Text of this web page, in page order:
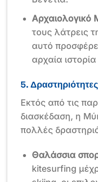
Αρχαιολογικό
τους λάτρεις
αυτό
αρχαία
5. Δραστηριότητες
Εκτός από τις
διασκέδαση, η
πολλές
Θαλάσσια
kitesurfing